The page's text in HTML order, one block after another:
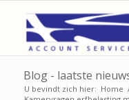
Blog - laatste
U bevindt zich hier: Home